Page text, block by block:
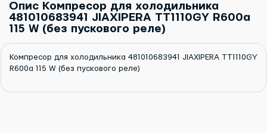
Опис Компресор для холодильника
481010683941 JIAXIPERA TT1110GY R600a
115 W (без пускового реле)
Компресор для холодильника 481010683941 JIAXIPERA TT1110GY
R600a 115 W (без пускового реле)